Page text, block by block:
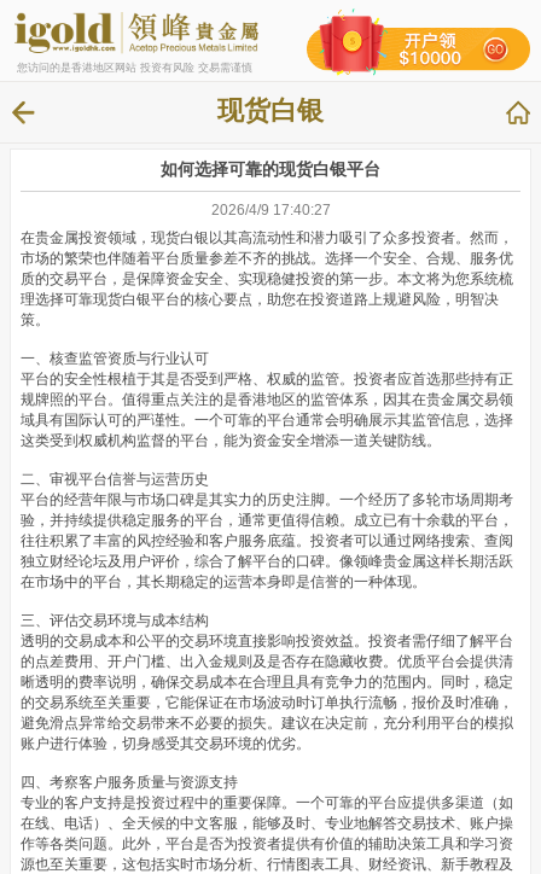
您访问的是香港地区网站 投资有风险 交易需谨慎
现货白银
如何选择可靠的现货白银平台
2026/4/9 17:40:27
在贵金属投资领域，现货白银以其高流动性和潜力吸引了众多投资者。然而，
市场的繁荣也伴随着平台质量参差不齐的挑战。选择一个安全、合规、服务优
质的交易平台，是保障资金安全、实现稳健投资的第一步。本文将为您系统梳
理选择可靠现货白银平台的核心要点，助您在投资道路上规避风险，明智决
策。
一、核查监管资质与行业认可
平台的安全性根植于其是否受到严格、权威的监管。投资者应首选那些持有正
规牌照的平台。值得重点关注的是香港地区的监管体系，因其在贵金属交易领
域具有国际认可的严谨性。一个可靠的平台通常会明确展示其监管信息，选择
这类受到权威机构监督的平台，能为资金安全增添一道关键防线。
二、审视平台信誉与运营历史
平台的经营年限与市场口碑是其实力的历史注脚。一个经历了多轮市场周期考
验，并持续提供稳定服务的平台，通常更值得信赖。成立已有十余载的平台，
往往积累了丰富的风控经验和客户服务底蕴。投资者可以通过网络搜索、查阅
独立财经论坛及用户评价，综合了解平台的口碑。像领峰贵金属这样长期活跃
在市场中的平台，其长期稳定的运营本身即是信誉的一种体现。
三、评估交易环境与成本结构
透明的交易成本和公平的交易环境直接影响投资效益。投资者需仔细了解平台
的点差费用、开户门槛、出入金规则及是否存在隐藏收费。优质平台会提供清
晰透明的费率说明，确保交易成本在合理且具有竞争力的范围内。同时，稳定
的交易系统至关重要，它能保证在市场波动时订单执行流畅，报价及时准确，
避免滑点异常给交易带来不必要的损失。建议在决定前，充分利用平台的模拟
账户进行体验，切身感受其交易环境的优劣。
四、考察客户服务质量与资源支持
专业的客户支持是投资过程中的重要保障。一个可靠的平台应提供多渠道（如
在线、电话）、全天候的中文客服，能够及时、专业地解答交易技术、账户操
作等各类问题。此外，平台是否为投资者提供有价值的辅助决策工具和学习资
源也至关重要，这包括实时市场分析、行情图表工具、财经资讯、新手教程及